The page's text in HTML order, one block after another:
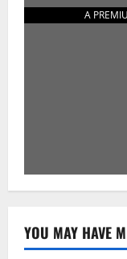
A
YOU MAY HAVE